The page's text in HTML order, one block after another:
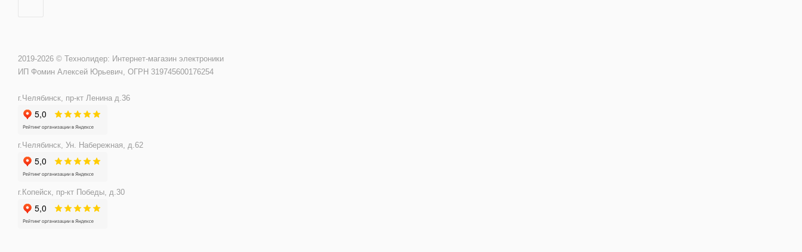
2019-2026 © Технолидер: Интернет-магазин электроники
ИП Фомин Алексей Юрьевич, ОГРН 319745600176254
г.Челябинск, пр-кт Ленина д.36
г.Челябинск, Ун. Набережная, д.62
г.Копейск, пр-кт Победы, д.30